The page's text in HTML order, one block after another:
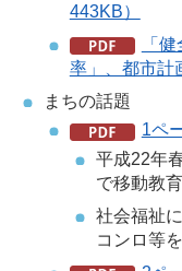
443KB）
「
率」、都市計
まちの話題
1ペ
平成22年
で移動教
社会福祉
コンロ等